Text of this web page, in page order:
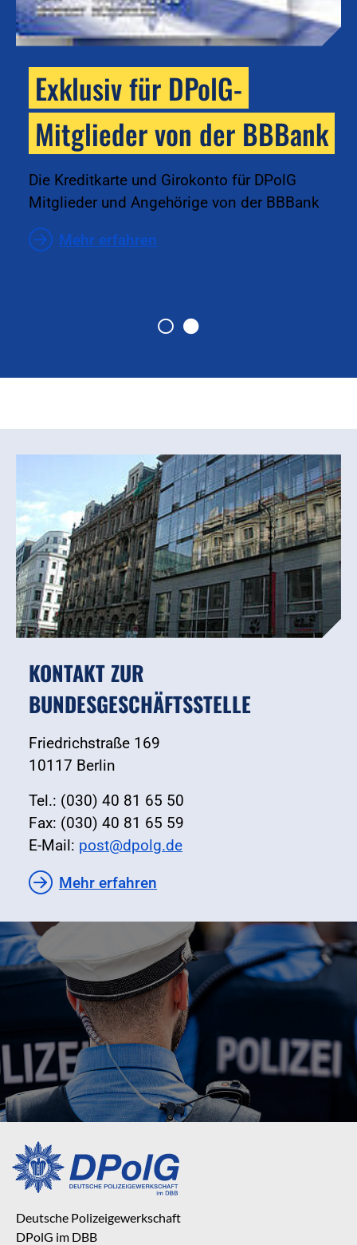
Exklusiv für DPolG-
Mitglieder von der BBBank
Die Kreditkarte und Girokonto für DPolG
Mitglieder und Angehörige von der BBBank
Mehr erfahren
KONTAKT ZUR
BUNDESGESCHÄFTSSTELLE
Friedrichstraße 169
10117 Berlin
Tel.: (030) 40 81 65 50
Fax: (030) 40 81 65 59
E-Mail: post@dpolg.de
Mehr erfahren
Deutsche Polizeigewerkschaft
DPolG im DBB